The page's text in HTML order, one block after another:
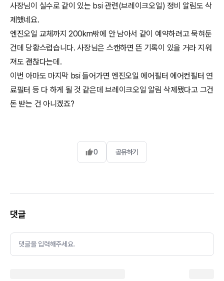
사장님이 실수로 같이 있는 bsi 관련(브레이크오일) 정비 알림도 삭
제했네요.
엔진오일 교체까지 200km밖에 안 남아서 같이 예약하려고 묵혀둔
건데 당황스럽습니다. 사장님은 스캔하면 뜬 기록이 있을 거라 지워
져도 괜찮다는데.
이번 아마도 마지막 bsi 들어가면 엔진오일 에어필터 에어컨필터 연
료필터 등 다 하게 될 것 같은데 브레이크오일 알림 삭제됐다고 그건
돈 받는 건 아니겠죠?
0 공유하기
댓글
댓글을 입력해주세요.